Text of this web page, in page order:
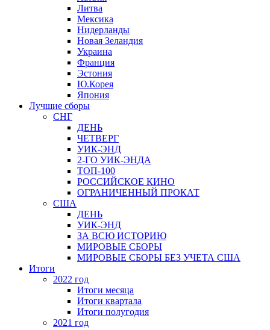
Литва
Мексика
Нидерланды
Новая Зеландия
Украина
Франция
Эстония
Ю.Корея
Япония
Лучшие сборы
СНГ
ДЕНЬ
ЧЕТВЕРГ
УИК-ЭНД
2-ГО УИК-ЭНДА
ТОП-100
РОССИЙСКОЕ КИНО
ОГРАНИЧЕННЫЙ ПРОКАТ
США
ДЕНЬ
УИК-ЭНД
ЗА ВСЮ ИСТОРИЮ
МИРОВЫЕ СБОРЫ
МИРОВЫЕ СБОРЫ БЕЗ УЧЕТА США
Итоги
2022 год
Итоги месяца
Итоги квартала
Итоги полугодия
2021 год